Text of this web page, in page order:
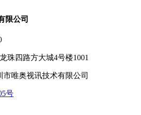
限公司
珠四路方大城4号楼1001
市唯奥视讯技术有限公司
号